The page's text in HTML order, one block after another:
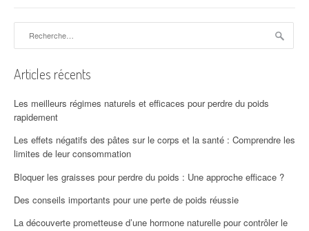
Articles récents
Les meilleurs régimes naturels et efficaces pour perdre du poids
rapidement
Les effets négatifs des pâtes sur le corps et la santé : Comprendre les
limites de leur consommation
Bloquer les graisses pour perdre du poids : Une approche efficace ?
Des conseils importants pour une perte de poids réussie
La découverte prometteuse d’une hormone naturelle pour contrôler le